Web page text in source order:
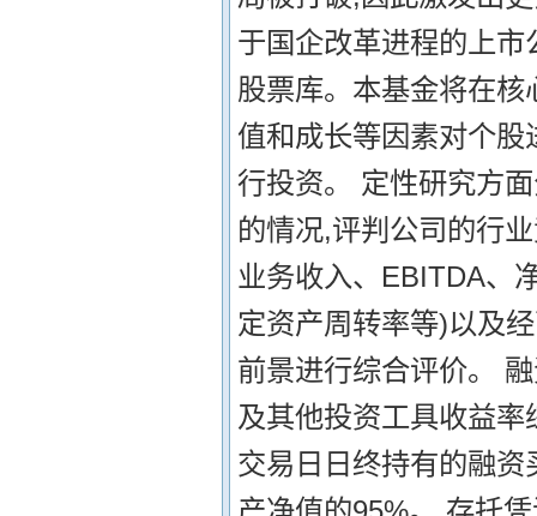
于国企改革进程的上
股票库。本基金将在
值和成长等因素对个
行投资。 定性研究方
的情况,评判公司的行
业务收入、EBITDA、
定资产周转率等)以及
前景进行综合评价。
及其他投资工具收益
交易日日终持有的融